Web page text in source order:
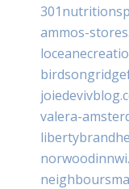
ammos-
valera-